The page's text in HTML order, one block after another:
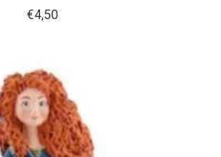
€4,50